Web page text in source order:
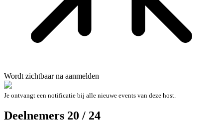
Wordt zichtbaar na aanmelden
Je ontvangt een notificatie bij alle nieuwe events van deze host.
Deelnemers 20 / 24